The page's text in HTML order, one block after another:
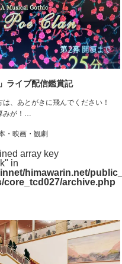
ライブ配信鑑賞記
は、あとがきに飛んでください！
みが！…
・映画・観劇
array key
in
himawarin.net/
core_tcd027/archive.php